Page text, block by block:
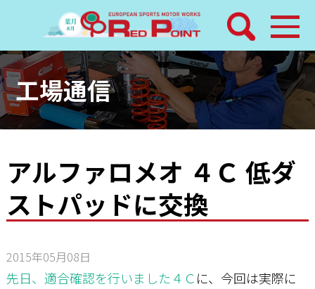
検索
ホーム
トピックス
レッドポイントパーツ
店舗案内
工場通信
アルファロメオ ４Ｃ 低ダ
ストパッドに交換
2015年05月08日
先日、適合確認を行いました４Ｃに、今回は実際に